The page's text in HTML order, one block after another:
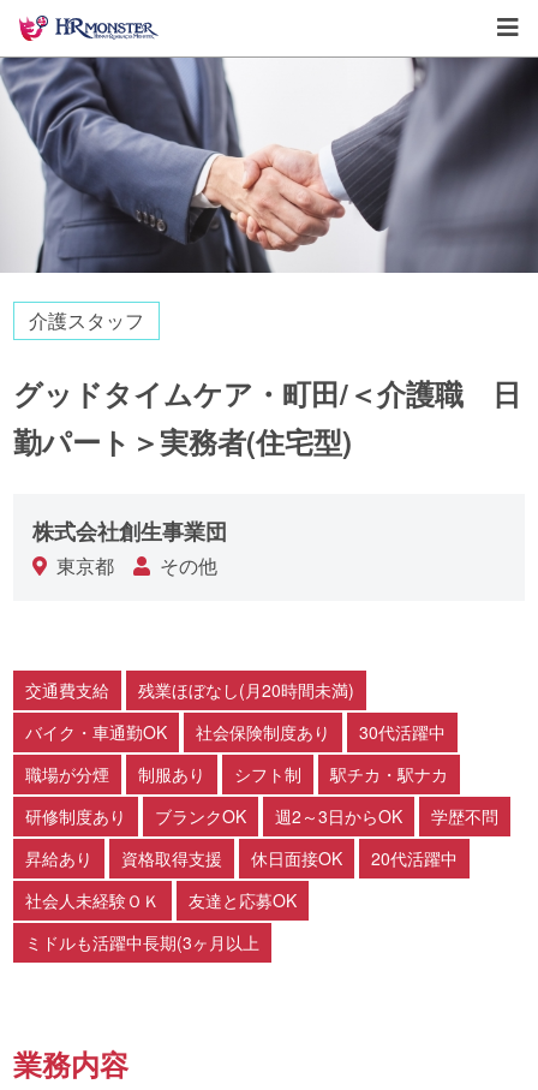
介護スタッフ
グッドタイムケア・町田/＜介護職 日
勤パート＞実務者(住宅型)
株式会社創生事業団
東京都 その他
交通費支給
残業ほぼなし(月20時間未満)
バイク・車通勤OK
社会保険制度あり
30代活躍中
職場が分煙
制服あり シフト制
駅チカ・駅ナカ
研修制度あり
ブランクOK 週2～3日からOK
学歴不問
昇給あり
資格取得支援 休日面接OK
20代活躍中
社会人未経験ＯＫ
友達と応募OK
ミドルも活躍中長期(3ヶ月以上
業務内容